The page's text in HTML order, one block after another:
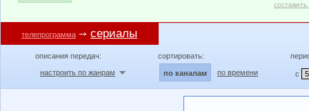
телепрограмма сериалы
описания передач:
настроить по жанрам
сортировать:
по каналам по времени с